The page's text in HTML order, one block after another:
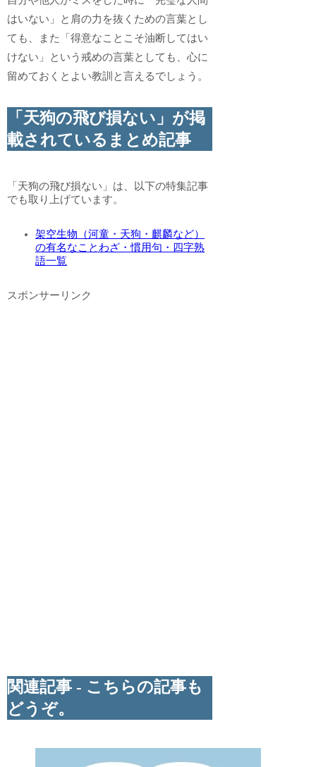
はいない」と肩の力を抜くための言葉とし
ても、また「得意なことこそ油断してはい
けない」という戒めの言葉としても、心に
留めておくとよい教訓と言えるでしょう。
「天狗の飛び損ない」が掲
載されているまとめ記事
「天狗の飛び損ない」は、以下の特集記事
でも取り上げています。
架空生物（河童・天狗・麒麟など）
の有名なことわざ・慣用句・四字熟
語一覧
スポンサーリンク
関連記事 - こちらの記事も
どうぞ。